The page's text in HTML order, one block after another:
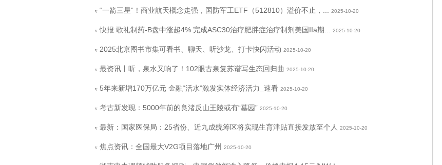
v “一箭三星”！商业航天概念走强，国防军工ETF（512810）溢价不止，... 2025-10-20
v 快报:歌礼制药-B盘中涨超4% 完成ASC30治疗肥胖症治疗制剂美国IIa期... 2025-10-20
v 2025北京图书市集可看书、聊天、听沙龙、打卡快闪活动 2025-10-20
v 最资讯丨听，泉水又响了！102眼古泉复苏谱写生态回归曲 2025-10-20
v 5年来新增170万亿元 金融“活水”激发实体经济活力_速看 2025-10-20
v 考古新发现：5000年前的良渚反山王陵或有“墓园” 2025-10-20
v 最新：国家医保局：25省份、近九成统筹区将实现生育津贴直接发放至个人 2025-10-20
v 焦点资讯：全国最大V2G项目落地广州 2025-10-20